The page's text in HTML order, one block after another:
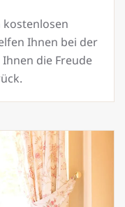
kostenlosen
Ihnen bei der
die Freude